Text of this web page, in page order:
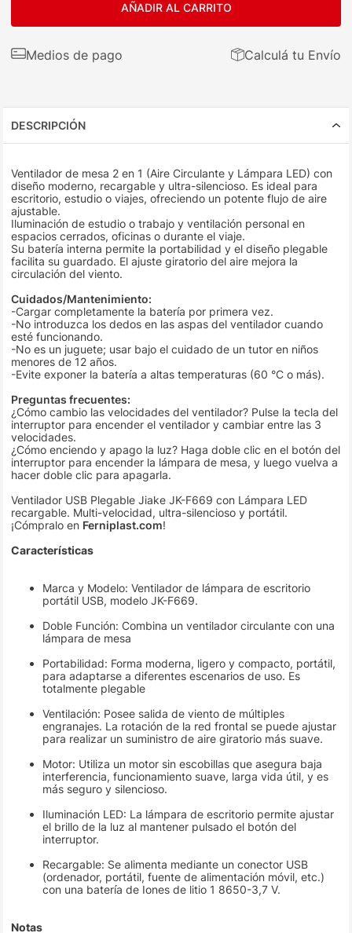
AÑADIR AL CARRITO
Medios de pago Calculá tu Envío
DESCRIPCIÓN
Ventilador de mesa 2 en 1 (Aire Circulante y Lámpara LED) con
diseño moderno, recargable y ultra-silencioso. Es ideal para
escritorio, estudio o viajes, ofreciendo un potente flujo de aire
ajustable.
Iluminación de estudio o trabajo y ventilación personal en
espacios cerrados, oficinas o durante el viaje.
Su batería interna permite la portabilidad y el diseño plegable
facilita su guardado. El ajuste giratorio del aire mejora la
circulación del viento.
Cuidados/Mantenimiento:
-Cargar completamente la batería por primera vez.
-No introduzca los dedos en las aspas del ventilador cuando
esté funcionando.
-No es un juguete; usar bajo el cuidado de un tutor en niños
menores de 12 años.
-Evite exponer la batería a altas temperaturas (60 °C o más).
Preguntas frecuentes:
¿Cómo cambio las velocidades del ventilador? Pulse la tecla del
interruptor para encender el ventilador y cambiar entre las 3
velocidades.
¿Cómo enciendo y apago la luz? Haga doble clic en el botón del
interruptor para encender la lámpara de mesa, y luego vuelva a
hacer doble clic para apagarla.
Ventilador USB Plegable Jiake JK-F669 con Lámpara LED
recargable. Multi-velocidad, ultra-silencioso y portátil.
¡Cómpralo en Ferniplast.com!
Características
Marca y Modelo: Ventilador de lámpara de escritorio
portátil USB, modelo JK-F669.
Doble Función: Combina un ventilador circulante con una
lámpara de mesa
Portabilidad: Forma moderna, ligero y compacto, portátil,
para adaptarse a diferentes escenarios de uso. Es
totalmente plegable
Ventilación: Posee salida de viento de múltiples
engranajes. La rotación de la red frontal se puede ajustar
para realizar un suministro de aire giratorio más suave.
Motor: Utiliza un motor sin escobillas que asegura baja
interferencia, funcionamiento suave, larga vida útil, y es
más seguro y silencioso.
Iluminación LED: La lámpara de escritorio permite ajustar
el brillo de la luz al mantener pulsado el botón del
interruptor.
Recargable: Se alimenta mediante un conector USB
(ordenador, portátil, fuente de alimentación móvil, etc.)
con una batería de Iones de litio 1 8650-3,7 V.
Notas